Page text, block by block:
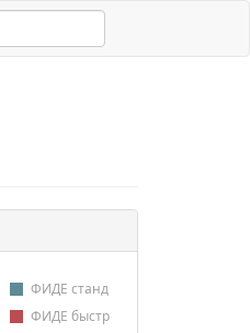
ФИДЕ станд
ФИДЕ быстр